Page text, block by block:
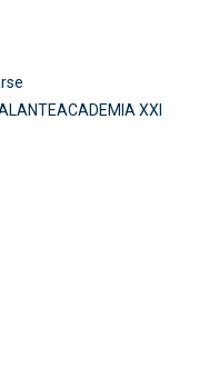
ACADEMIA XXI